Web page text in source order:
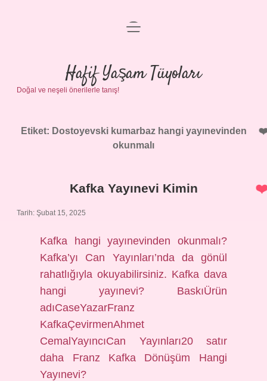
Anasayfa
Gizlilik Politikası
Yasal Uyarı
menüyü
Hafif Yaşam Tüyoları
Doğal ve neşeli önerilerle tanış!
Etiket: Dostoyevski kumarbaz hangi yayınevinden
okunmalı
Kafka Yayınevi Kimin
Tarih: Şubat 15, 2025
Kafka hangi yayınevinden okunmalı?
Kafka’yı Can Yayınları’nda da gönül
rahatlığıyla okuyabilirsiniz. Kafka dava
hangi yayınevi? BaskıÜrün
adıCaseYazarFranz
KafkaÇevirmenAhmet
CemalYayıncıCan Yayınları20 satır
daha Franz Kafka Dönüşüm Hangi
Yayınevi?